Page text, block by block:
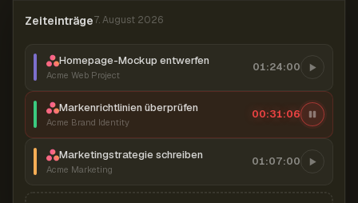
Zeiteinträge7. August 2026
Homepage-Mockup entwerfen
Acme Web Project
01:24:00
Markenrichtlinien überprüfen
Acme Brand Identity
00:31:07
Marketingstrategie schreiben
Acme Marketing
01:07:00